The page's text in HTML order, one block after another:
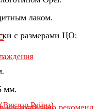
Рейнз)
лаком.
с размерами ЦО:
мм.
настоятельно